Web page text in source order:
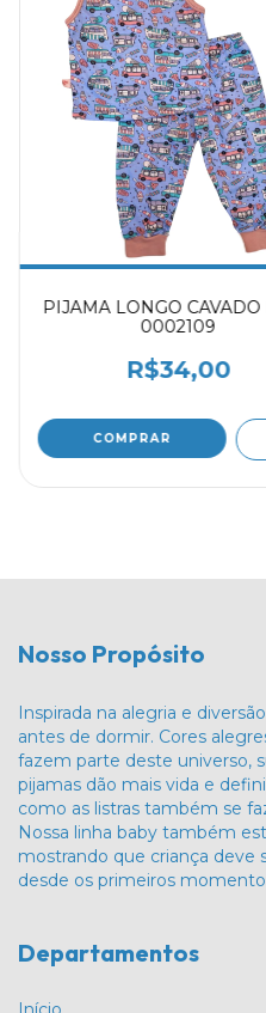
PIJAMA LONGO CAVADO
0002109
R$34,00
COMPRAR
Nosso Propósito
Inspirada na alegria e
antes de dormir. Cores
fazem parte deste universo,
pijamas dão mais vida e
como as listras também se
Nossa linha baby também
mostrando que criança deve
desde os primeiros
Departamentos